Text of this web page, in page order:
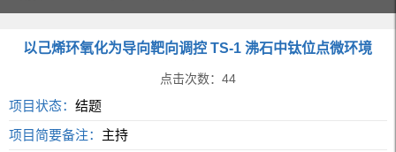
以己烯环氧化为导向靶向调控 TS-1 沸石中钛位点微环境
点击次数： 44
项目状态：结题
项目简要备注： 主持